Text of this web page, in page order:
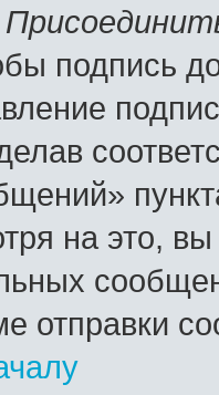
подпись
на это,
отправки